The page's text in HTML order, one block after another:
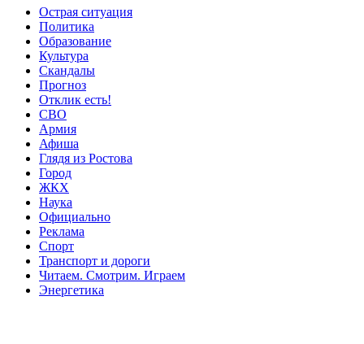
Острая ситуация
Политика
Образование
Культура
Скандалы
Прогноз
Отклик есть!
СВО
Армия
Афиша
Глядя из Ростова
Город
ЖКХ
Наука
Официально
Реклама
Спорт
Транспорт и дороги
Читаем. Смотрим. Играем
Энергетика